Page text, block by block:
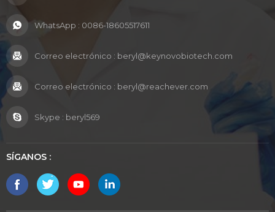
WhatsApp : 0086-18605517611
Correo electrónico : beryl@keynovobiotech.com
Correo electrónico : beryl@reachever.com
Skype : beryl569
SÍGANOS :